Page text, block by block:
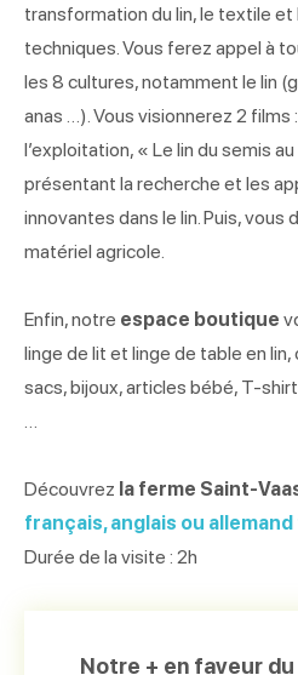
transformation du lin, le textile
techniques. Vous ferez appel à
les 8 cultures, notamment le lin
anas …). Vous visionnerez 2 films
l’exploitation, « Le lin du semis
présentant la recherche et les
innovantes dans le lin. Puis,
matériel agricole.
Enfin, notre espace boutique
linge de lit et linge de table en
sacs, bijoux, articles bébé, T-
Découvrez la ferme Saint-
français, anglais ou
Durée de la visite : 2h
Notre + en faveur